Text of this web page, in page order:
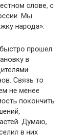
слове, с
Мы
народа».
прошел
в
Связь то
не менее
покончить
Думаю,
в них